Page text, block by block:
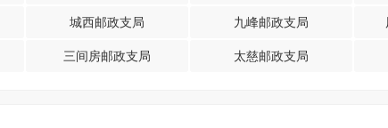
城西邮政支局 九峰邮政支局
三间房邮政支局 太慈邮政支局